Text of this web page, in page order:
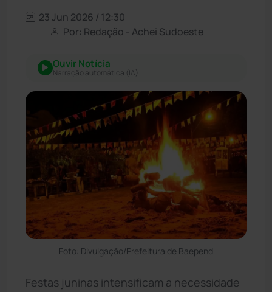
23 Jun 2026 / 12:30
Por: Redação - Achei Sudoeste
Ouvir Notícia
Narração automática (IA)
Foto: Divulgação/Prefeitura de Baepend
Festas juninas intensificam a necessidade